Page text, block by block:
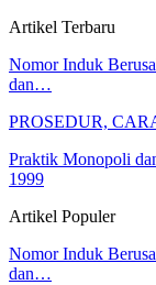
Artikel Terbaru
Nomor Induk
dan…
PROSEDUR,
Praktik Monopoli
1999
Artikel Populer
Nomor Induk
dan…